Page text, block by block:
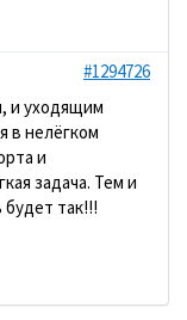
#1294726
и уходящим
в нелёгком
и
задача. Тем и
будет так!!!